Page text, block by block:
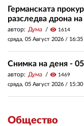
Германската
разследва дрона
автор: Дума visibility 1614
сряда, 05 Август 2026 / 16:35
Снимка на деня -
автор: Дума visibility 1469
сряда, 05 Август 2026 / 15:30
Общество